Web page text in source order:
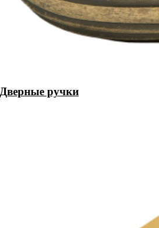
Дверные ручки